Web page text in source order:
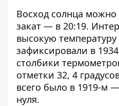
Восход солнца можно
закат — в 20:19.
высокую температуру
зафиксировали в 1934
столбики
отметки 32, 4
всего было в 1919-м
нуля.